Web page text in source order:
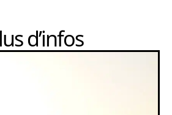
d’infos